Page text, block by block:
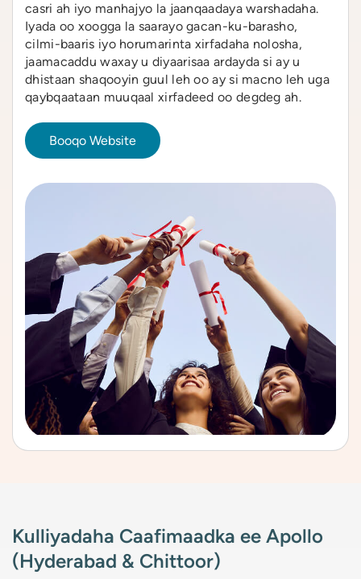
casri ah iyo manhajyo la jaanqaadaya warshadaha.
Iyada oo xoogga la saarayo gacan-ku-barasho,
cilmi-baaris iyo horumarinta xirfadaha nolosha,
jaamacaddu waxay u diyaarisaa ardayda si ay u
dhistaan ​​shaqooyin guul leh oo ay si macno leh uga
qaybqaataan muuqaal xirfadeed oo degdeg ah.
Booqo Website
Kulliyadaha Caafimaadka ee Apollo
(Hyderabad & Chittoor)